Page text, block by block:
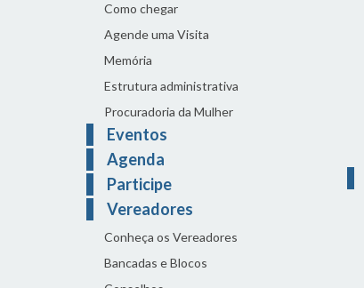
Como chegar
Agende uma Visita
Memória
Estrutura administrativa
Procuradoria da Mulher
Eventos
Agenda
Participe
Vereadores
Conheça os Vereadores
Bancadas e Blocos